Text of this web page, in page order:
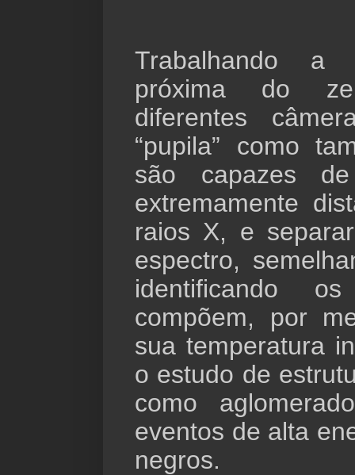
Trabalhando a
próxima do
diferentes
“pupila” como
são capazes
extremamente
raios X, e
espectro,
identificando
compõem, por
sua temperatura
o estudo de
como
eventos de alta
negros.